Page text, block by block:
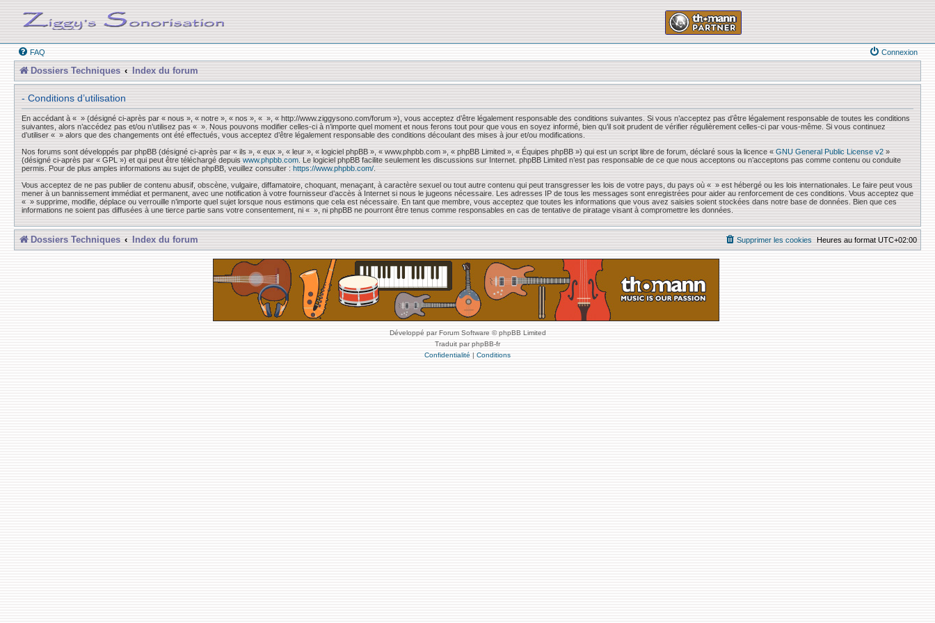
FAQ Connexion
Dossiers Techniques Index du forum
- Conditions d’utilisation
En accédant à « » (désigné ci-après par « nous », « notre », « nos », « », « http://www.ziggysono.com/forum »), vous acceptez d’être légalement responsable des conditions suivantes. Si vous n’acceptez pas d’être légalement responsable de toutes les conditions
suivantes, alors n’accédez pas et/ou n’utilisez pas « ». Nous pouvons modifier celles-ci à n’importe quel moment et nous ferons tout pour que vous en soyez informé, bien qu’il soit prudent de vérifier régulièrement celles-ci par vous-même. Si vous continuez
d’utiliser « » alors que des changements ont été effectués, vous acceptez d’être légalement responsable des conditions découlant des mises à jour et/ou modifications.
Nos forums sont développés par phpBB (désigné ci-après par « ils », « eux », « leur », « logiciel phpBB », « www.phpbb.com », « phpBB Limited », « Équipes phpBB ») qui est un script libre de forum, déclaré sous la licence « GNU General Public License v2 »
(désigné ci-après par « GPL ») et qui peut être téléchargé depuis www.phpbb.com . Le logiciel phpBB facilite seulement les discussions sur Internet. phpBB Limited n’est pas responsable de ce que nous acceptons ou n’acceptons pas comme contenu ou conduite
permis. Pour de plus amples informations au sujet de phpBB, veuillez consulter : https://www.phpbb.com/
Vous acceptez de ne pas publier de contenu abusif, obscène, vulgaire, diffamatoire, choquant, menaçant, à caractère sexuel ou tout autre contenu qui peut transgresser les lois de votre pays, du pays où « » est hébergé ou les lois internationales. Le faire peut vous
mener à un bannissement immédiat et permanent, avec une notification à votre fournisseur d’accès à Internet si nous le jugeons nécessaire. Les adresses IP de tous les messages sont enregistrées pour aider au renforcement de ces conditions. Vous acceptez que
« » supprime, modifie, déplace ou verrouille n’importe quel sujet lorsque nous estimons que cela est nécessaire. En tant que membre, vous acceptez que toutes les informations que vous avez saisies soient stockées dans notre base de données. Bien que ces
informations ne soient pas diffusées à une tierce partie sans votre consentement, ni « », ni phpBB ne pourront être tenus comme responsables en cas de tentative de piratage visant à compromettre les données.
Dossiers Techniques Index du forum Heures au format UTC+02:00
Supprimer les cookies
Développé par Forum Software © phpBB Limited
Traduit par phpBB-fr
Confidentialité | Conditions